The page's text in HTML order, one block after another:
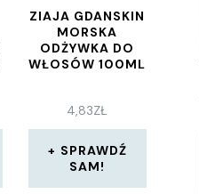
ZIAJA GDANSKIN
MORSKA
ODŻYWKA DO
WŁOSÓW 100ML
4,83ZŁ
SPRAWDŹ
SAM!